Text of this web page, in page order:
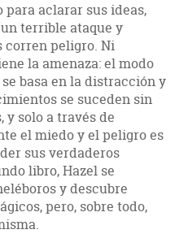
para aclarar sus ideas,
terrible ataque y
corren peligro. Ni
la amenaza: el modo
basa en la distracción y
se suceden sin
y solo a través de
el miedo y el peligro es
sus verdaderos
libro, Hazel se
y descubre
pero, sobre todo,